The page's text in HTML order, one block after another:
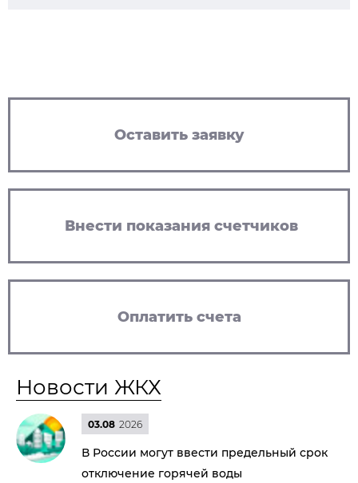
Оставить заявку
Внести показания счетчиков
Оплатить счета
Новости ЖКХ
03.08 2026
В России могут ввести предельный срок
отключение горячей воды